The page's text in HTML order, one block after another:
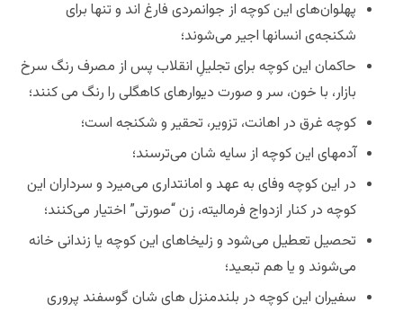
پهلوان‌های این کوچه از جوانمردی فارغ اند و تنها برای
شکنجه‌ی انسانها اجیر می‌شوند؛
حاکمان این کوچه برای تجلیلِ انقلاب پس از مصرف رنگ سرخ
بازار، با خون، سر و صورت دیوارهای کاهگلی را رنگ می کنند؛
کوچه غرق در اهانت، تزویر، تحقیر و شکنجه است؛
آدمهای این کوچه از سایه شان می‌ترسند؛
در این کوچه وفای به عهد و امانتداری می‌میرد و سرداران این
کوچه در کنار ازدواج فرمالیته، زن “صورتی” اختیار می‌کنند؛
تحصیل تعطیل می‌شود و زلیخاهای این کوچه یا زندانی خانه
می‌شوند و یا هم تبعید؛
سفیران این کوچه در بلندمنزل های شان گوسفند پروری